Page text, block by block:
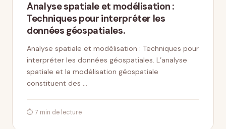
Analyse spatiale et modélisation :
Techniques pour interpréter les
données géospatiales.
Analyse spatiale et modélisation : Techniques pour
interpréter les données géospatiales. L’analyse
spatiale et la modélisation géospatiale
constituent des …
⏱ 7 min de lecture